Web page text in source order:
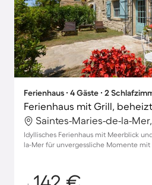
Ferienhaus ∙ 4 Gäste ∙ 2
Idyllisches Ferienhaus mit Meerblick
la-Mer für unvergessliche Momente mit